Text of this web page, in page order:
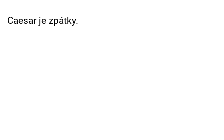
Caesar je zpátky.